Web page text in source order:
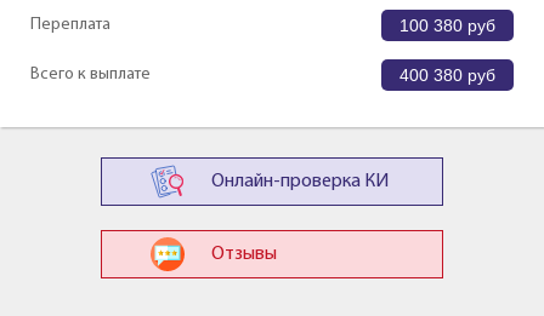
Переплата 100 380 руб
Всего к выплате 400 380 руб
Онлайн-проверка КИ
Отзывы